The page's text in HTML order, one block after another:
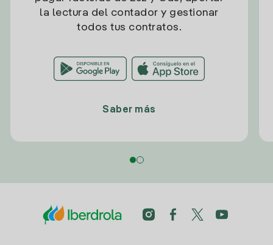
la lectura del contador y gestionar
todos tus contratos.
Saber más